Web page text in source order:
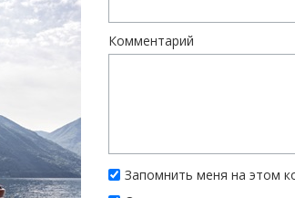
Комментарий
Запомнить меня на этом